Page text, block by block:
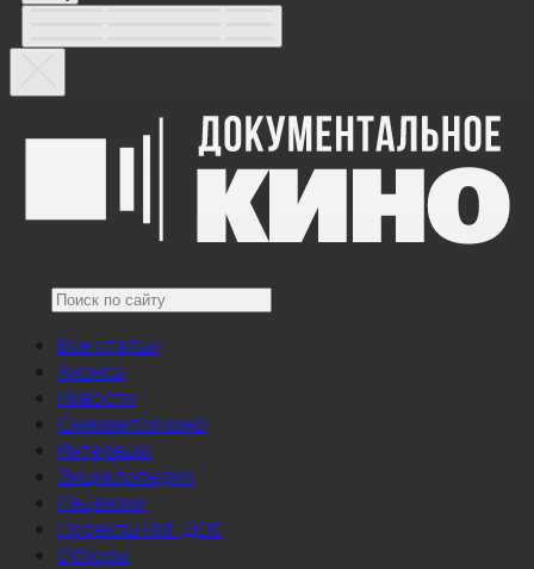
Все статьи
Анонсы
Новости
Снимается кино
Интервью
Энциклопедия
Рецензии
Проекты НМГ ДОК
Обзоры